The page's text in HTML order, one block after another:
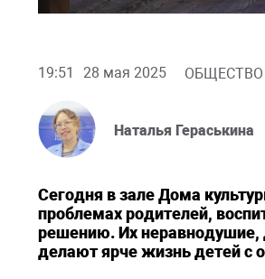
19:51 28 мая 2025 ОБЩЕСТВО
Наталья Гераськина
Сегодня в зале Дома
проблемах родителей,
решению. Их неравнодушие,
делают ярче жизнь детей с